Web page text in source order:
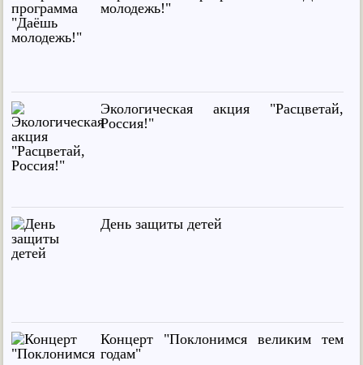
молодежь!"
Экологическая акция "Расцветай,
Россия!"
День защиты детей
Концерт "Поклонимся великим тем
годам"